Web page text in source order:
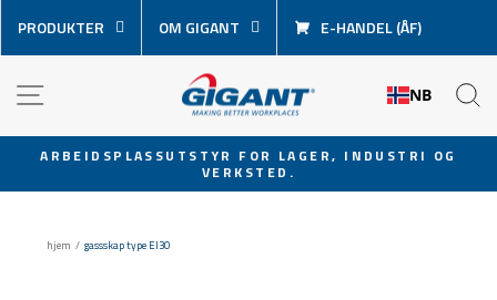
over
innhold
PRODUKTER OM GIGANT E-HANDEL (ÅF)
NB
Sett
ARBEIDSPLASSUTSTYR FOR LAGER, INDUSTRI OG
VERKSTED.
hjem / gassskap type EI30